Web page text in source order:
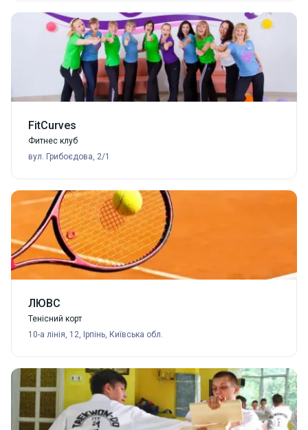
FitCurves
Фитнес клуб
вул. Грибоєдова, 2/1
ЛЮВС
Тенісний корт
10-а лінія, 12, Ірпінь, Київська обл.